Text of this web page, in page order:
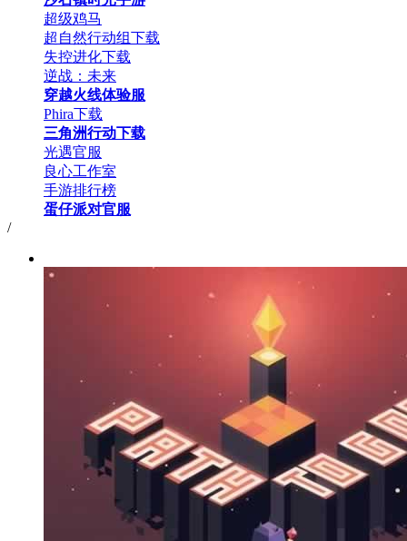
超级鸡马
超自然行动组下载
失控进化下载
逆战：未来
穿越火线体验服
Phira下载
三角洲行动下载
光遇官服
良心工作室
手游排行榜
蛋仔派对官服
/